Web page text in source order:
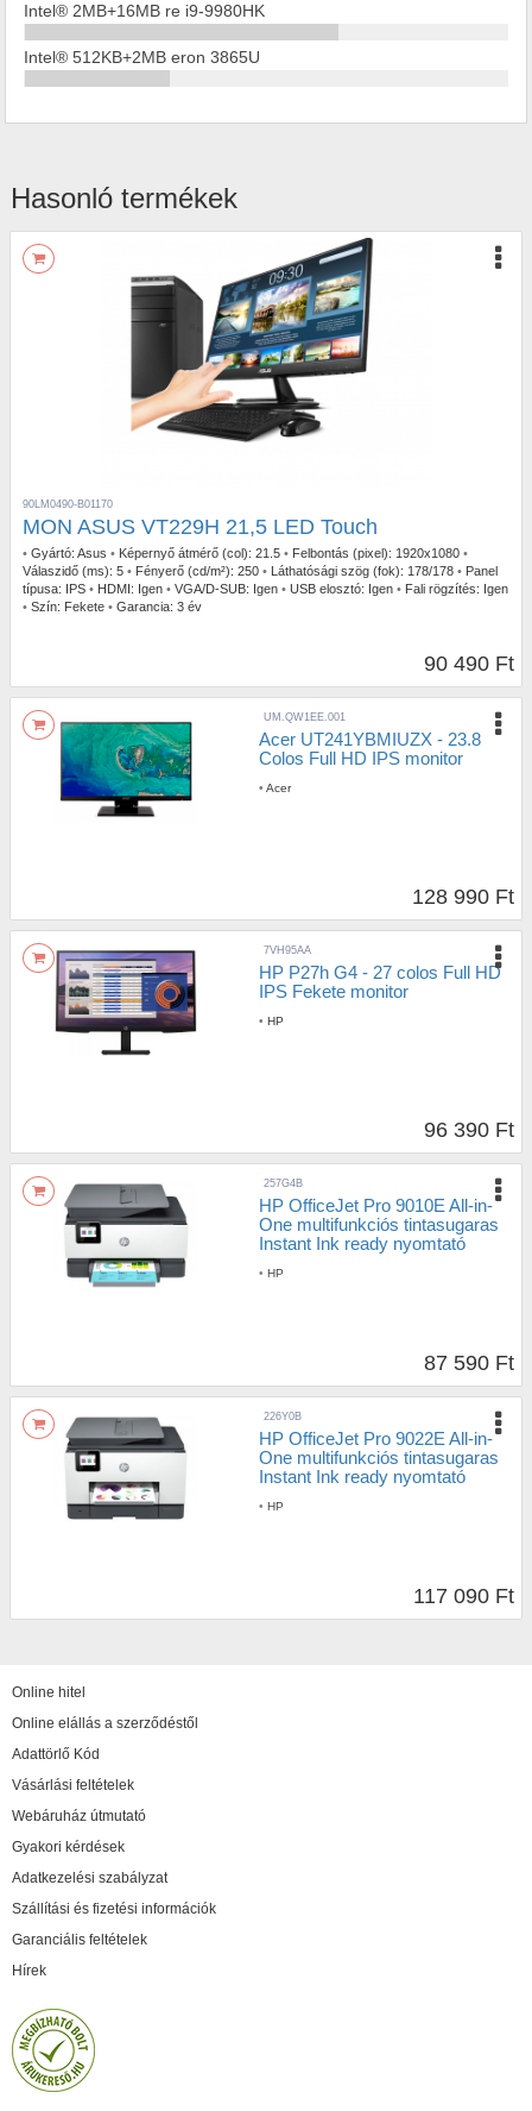
Intel® 2MB+16MB re i9-9980HK
Intel® 512KB+2MB eron 3865U
Hasonló termékek
90LM0490-B01170
MON ASUS VT229H 21,5 LED Touch
• Gyártó: Asus • Képernyő átmérő (col): 21.5 • Felbontás (pixel): 1920x1080 •
Válaszidő (ms): 5 • Fényerő (cd/m²): 250 • Láthatósági szög (fok): 178/178 • Panel
típusa: IPS • HDMI: Igen • VGA/D-SUB: Igen • USB elosztó: Igen • Fali rögzítés: Igen
• Szín: Fekete • Garancia: 3 év
90 490 Ft
UM.QW1EE.001
Acer UT241YBMIUZX - 23.8
Colos Full HD IPS monitor
• Acer
128 990 Ft
7VH95AA
HP P27h G4 - 27 colos Full HD
IPS Fekete monitor
• HP
96 390 Ft
257G4B
HP OfficeJet Pro 9010E All-in-
One multifunkciós tintasugaras
Instant Ink ready nyomtató
• HP
87 590 Ft
226Y0B
HP OfficeJet Pro 9022E All-in-
One multifunkciós tintasugaras
Instant Ink ready nyomtató
• HP
117 090 Ft
Online hitel
Online elállás a szerződéstől
Adattörlő Kód
Vásárlási feltételek
Webáruház útmutató
Gyakori kérdések
Adatkezelési szabályzat
Szállítási és fizetési információk
Garanciális feltételek
Hírek